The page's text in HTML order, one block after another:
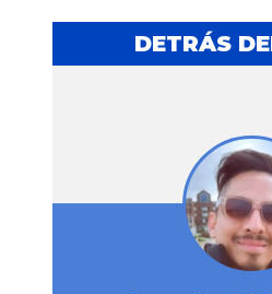
DETRÁS